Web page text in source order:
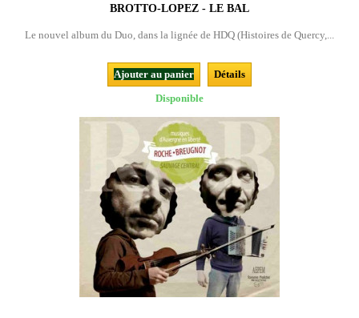
BROTTO-LOPEZ - LE BAL
Le nouvel album du Duo, dans la lignée de HDQ (Histoires de Quercy,...
Ajouter au panier
Détails
Disponible